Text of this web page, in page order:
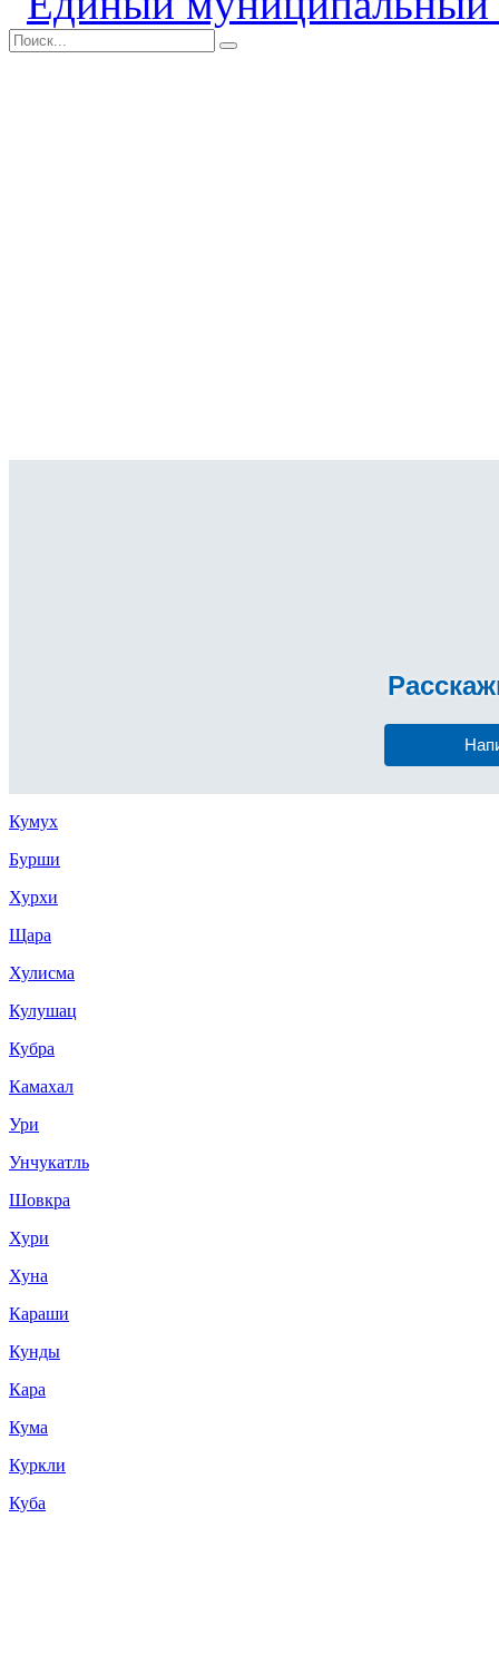
Кумух
Бурши
Хурхи
Щара
Хулисма
Кулушац
Кубра
Камахал
Ури
Унчукатль
Шовкра
Хури
Хуна
Караши
Кунды
Кара
Кума
Куркли
Куба